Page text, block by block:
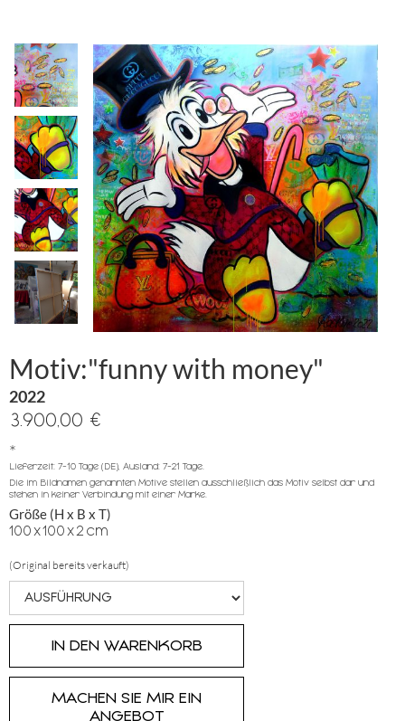
Motiv:"funny with money"
2022
3.900,00 €
*
Lieferzeit: 7-10 Tage (DE), Ausland: 7-21 Tage.
Die im Bildnamen genannten Motive stellen ausschließlich das Motiv selbst dar und
stehen in keiner Verbindung mit einer Marke.
Größe (H x B x T)
100x100x2 cm
(Original bereits verkauft)
MACHEN SIE MIR EIN
ANGEBOT